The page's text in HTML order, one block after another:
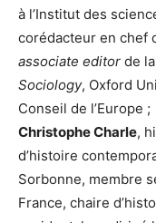
à l’Institut des
corédacteur en chef
associate editor de
Sociology, Oxford
Conseil de l’Europe ;
Christophe Charle,
d’histoire
Sorbonne, membre
France, chaire